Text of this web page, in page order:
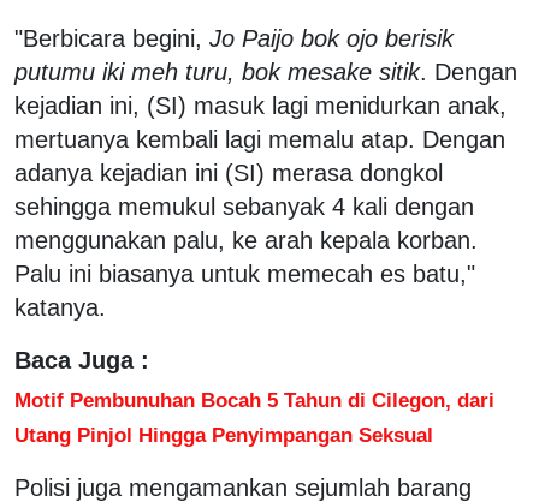
"Berbicara begini, Jo Paijo bok ojo berisik
putumu iki meh turu, bok mesake sitik. Dengan
kejadian ini, (SI) masuk lagi menidurkan anak,
mertuanya kembali lagi memalu atap. Dengan
adanya kejadian ini (SI) merasa dongkol
sehingga memukul sebanyak 4 kali dengan
menggunakan palu, ke arah kepala korban.
Palu ini biasanya untuk memecah es batu,"
katanya.
Baca Juga :
Motif Pembunuhan Bocah 5 Tahun di Cilegon, dari
Utang Pinjol Hingga Penyimpangan Seksual
Polisi juga mengamankan sejumlah barang